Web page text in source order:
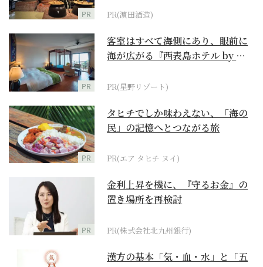
PR PR(濵田酒造)
PR
客室はすべて海側にあり、眼前に
海が広がる『西表島ホテル by 星
PR(星野リゾート)
PR
タヒチでしか味わえない、「海の
民」の記憶へとつながる旅
PR(エア タヒチ ヌイ)
PR
金利上昇を機に、『守るお金』の
置き場所を再検討
PR(株式会社北九州銀行)
漢方の基本「気・血・水」と「五